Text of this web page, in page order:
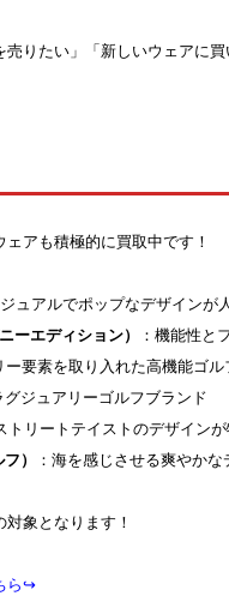
売りたい」「新しいウェアに
アも積極的に買取中です！
ジュアルでポップなデザインが
ーエディション）
：機能性と
ー要素を取り入れた高機能ゴル
グジュアリーゴルフブランド
トリートテイストのデザイン
） ：海を感じさせる爽やかな
象となります！
ら↪